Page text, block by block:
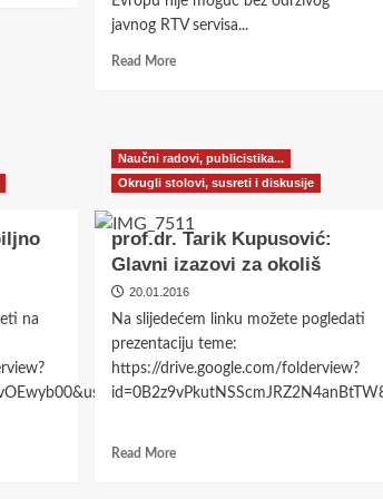
ugroziti
evropski
ni
i
Hercegovine
javnog RTV servisa...
Read MoreRead
Evropu
nije
bez
održivog
javnog
RTV
servisa
na
Naučni radovi, publicistika...
Okrugli stolovi, susreti i diskusije
prof.dr. Tarik Kupusović:
Glavni izazovi za okoliš
20.01.2016
Na slijedećem linku možete pogledati
prezentaciju teme:
https://drive.google.com/folderview?
Read MoreRead